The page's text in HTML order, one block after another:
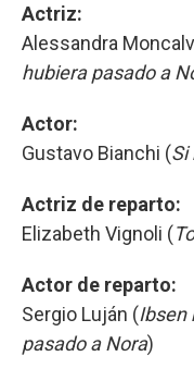
Actriz:
Alessandra
hubiera pasado a
Actor:
Gustavo Bianchi (Si
Actriz de reparto:
Elizabeth Vignoli (
Actor de reparto:
Sergio Luján (Ibsen
pasado a Nora)